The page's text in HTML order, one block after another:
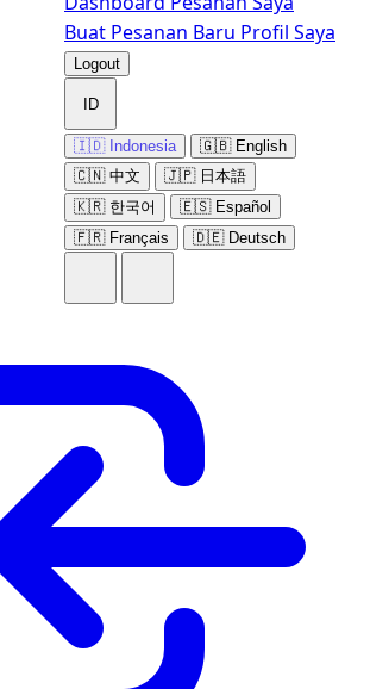
Buat Pesanan Baru Profil Saya
Logout
ID
🇮🇩 Indonesia
🇬🇧 English
🇨🇳 中文
🇯🇵 日本語
🇰🇷 한국어
🇪🇸 Español
🇫🇷 Français
🇩🇪 Deutsch